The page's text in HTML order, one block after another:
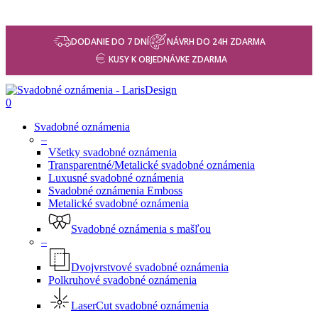
DODANIE DO 7 DNÍ
NÁVRH DO 24H ZDARMA
KUSY K OBJEDNÁVKE ZDARMA
0
Svadobné oznámenia
–
Všetky svadobné oznámenia
Transparentné/Metalické svadobné oznámenia
Luxusné svadobné oznámenia
Svadobné oznámenia Emboss
Metalické svadobné oznámenia
Svadobné oznámenia s mašľou
–
Dvojvrstvové svadobné oznámenia
Polkruhové svadobné oznámenia
LaserCut svadobné oznámenia